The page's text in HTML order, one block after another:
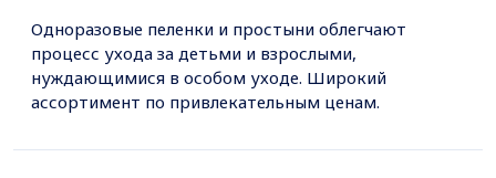
Одноразовые пеленки и простыни облегчают
процесс ухода за детьми и взрослыми,
нуждающимися в особом уходе. Широкий
ассортимент по привлекательным ценам.